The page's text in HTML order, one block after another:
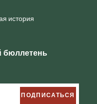
история
ПОДПИСАТЬСЯ